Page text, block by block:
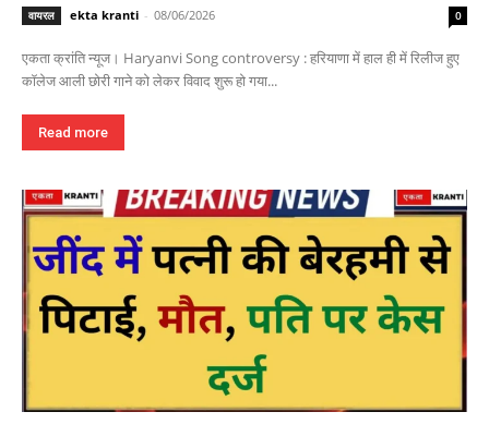
वायरल ekta kranti - 08/06/2026 0
एकता क्रांति न्यूज। Haryanvi Song controversy : हरियाणा में हाल ही में रिलीज हुए
कॉलेज आली छोरी गाने को लेकर विवाद शुरू हो गया...
Read more